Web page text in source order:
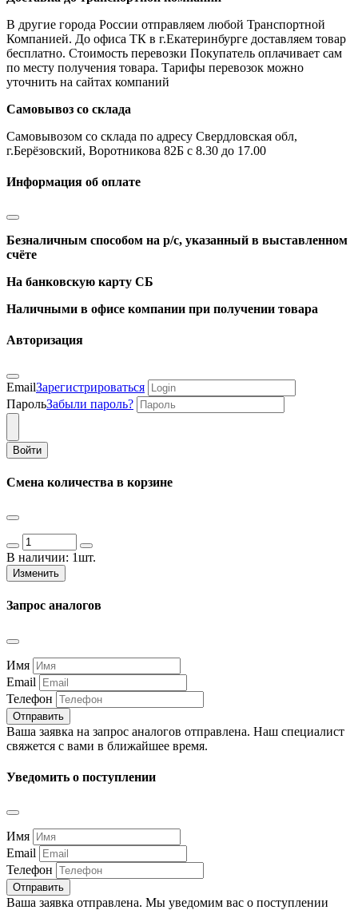
В другие города России отправляем любой Транспортной
Компанией. До офиса ТК в г.Екатеринбурге доставляем товар
бесплатно. Стоимость перевозки Покупатель оплачивает сам
по месту получения товара. Тарифы перевозок можно
уточнить на сайтах компаний
Самовывоз со склада
Самовывозом со склада по адресу Свердловская обл,
г.Берёзовский, Воротникова 82Б с 8.30 до 17.00
Информация об оплате
Безналичным способом на р/с, указанный в выставленном
счёте
На банковскую карту СБ
Наличными в офисе компании при получении товара
Авторизация
EmailЗарегистрироваться
ПарольЗабыли пароль?
Войти
Смена количества в корзине
В наличии: 1шт.
Изменить
Запрос аналогов
Имя
Email
Телефон
Отправить
Ваша заявка на запрос аналогов отправлена. Наш специалист
свяжется с вами в ближайшее время.
Уведомить о поступлении
Имя
Email
Телефон
Отправить
Ваша заявка отправлена. Мы уведомим вас о поступлении